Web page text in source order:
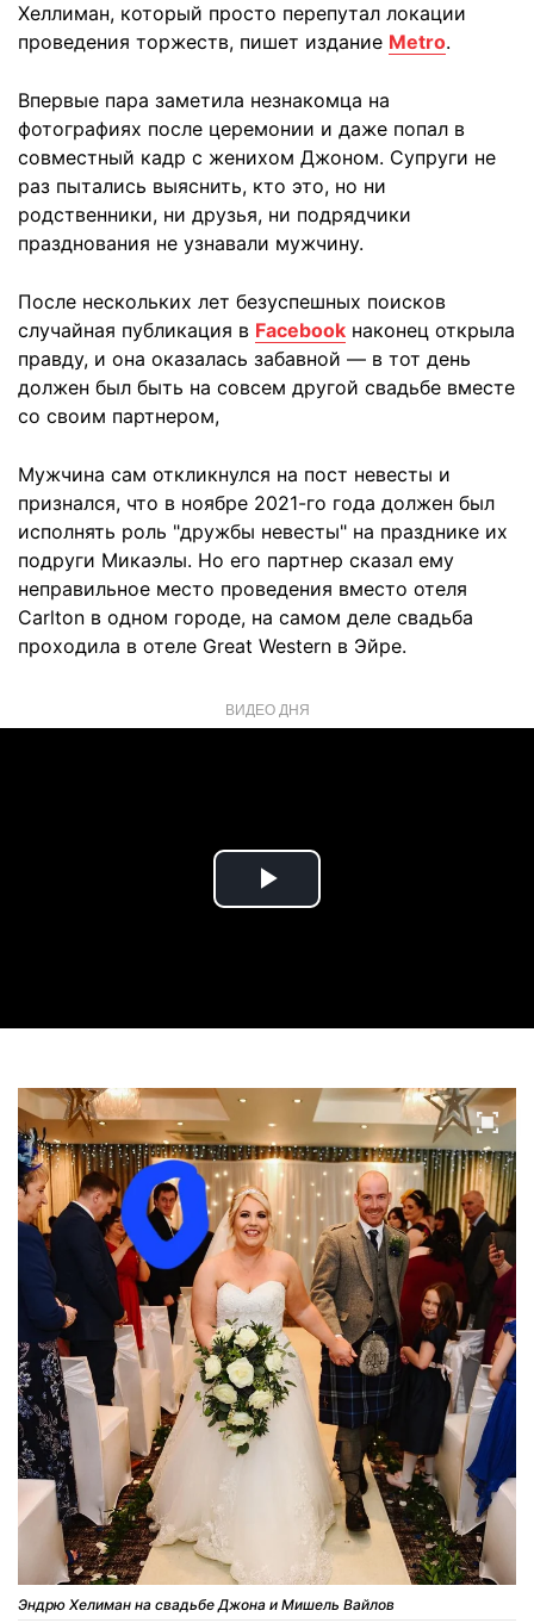
Хеллиман, который просто перепутал локации
проведения торжеств, пишет издание Metro.
Впервые пара заметила незнакомца на
фотографиях после церемонии и даже попал в
совместный кадр с женихом Джоном. Супруги не
раз пытались выяснить, кто это, но ни
родственники, ни друзья, ни подрядчики
празднования не узнавали мужчину.
После нескольких лет безуспешных поисков
случайная публикация в Facebook наконец открыла
правду, и она оказалась забавной — в тот день
должен был быть на совсем другой свадьбе вместе
со своим партнером,
Мужчина сам откликнулся на пост невесты и
признался, что в ноябре 2021-го года должен был
исполнять роль "дружбы невесты" на празднике их
подруги Микаэлы. Но его партнер сказал ему
неправильное место проведения вместо отеля
Carlton в одном городе, на самом деле свадьба
проходила в отеле Great Western в Эйре.
ВИДЕО ДНЯ
Play
Эндрю Хелиман на свадьбе Джона и Мишель Вайлов